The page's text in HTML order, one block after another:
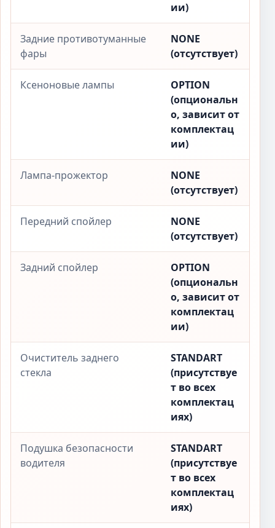
ии)
Задние противотуманные
фары
NONE
(отсутствует)
Ксеноновые лампы
OPTION
(опциональн
о, зависит от
комплектац
ии)
Лампа-прожектор
NONE
(отсутствует)
Передний спойлер
NONE
(отсутствует)
Задний спойлер
OPTION
(опциональн
о, зависит от
комплектац
ии)
Очиститель заднего
стекла
STANDART
(присутствуе
т во всех
комплектац
иях)
Подушка безопасности
водителя
STANDART
(присутствуе
т во всех
комплектац
иях)